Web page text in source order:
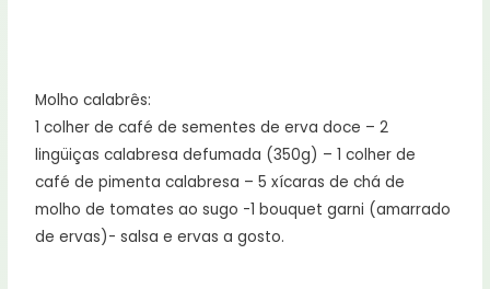
Molho calabrês:
1 colher de café de sementes de erva doce – 2
lingüiças calabresa defumada (350g) – 1 colher de
café de pimenta calabresa – 5 xícaras de chá de
molho de tomates ao sugo -1 bouquet garni (amarrado
de ervas)- salsa e ervas a gosto.